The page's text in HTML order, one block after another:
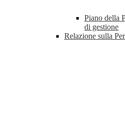
Piano della
di gestione
Relazione sulla